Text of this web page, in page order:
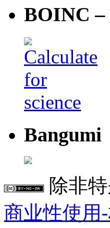
BOINC
Bangumi
除非
商业性使用